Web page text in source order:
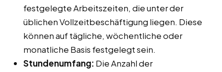
festgelegte Arbeitszeiten, die unter der
üblichen Vollzeitbeschäftigung liegen. Diese
können auf tägliche, wöchentliche oder
monatliche Basis festgelegt sein.
Stundenumfang: Die Anzahl der